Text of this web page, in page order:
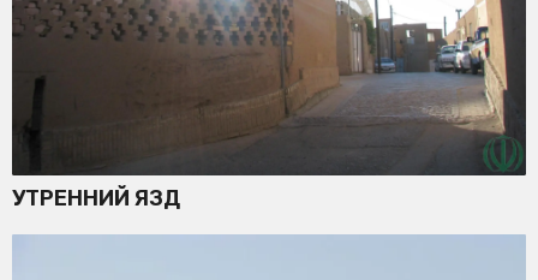
УТРЕННИЙ ЯЗД